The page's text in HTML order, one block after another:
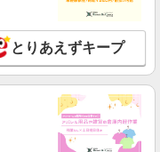
パート】
3食堂 （群馬県太田市ス
とりあえずキープ